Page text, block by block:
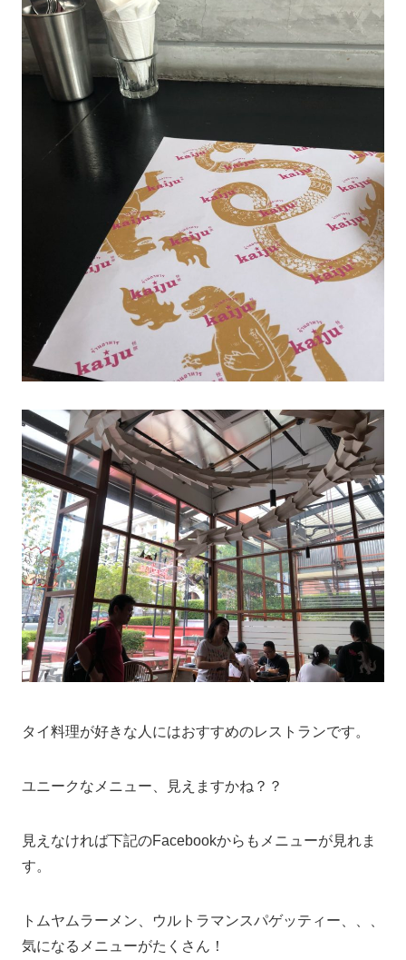
タイ料理が好きな人にはおすすめのレストランです。
ユニークなメニュー、見えますかね？？
見えなければ下記のFacebookからもメニューが見れま
す。
トムヤムラーメン、ウルトラマンスパゲッティー、、、
気になるメニューがたくさん！